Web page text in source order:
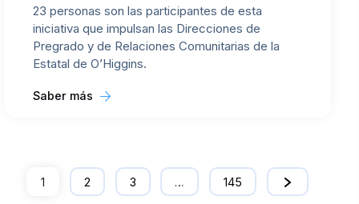
23 personas son las participantes de esta
iniciativa que impulsan las Direcciones de
Pregrado y de Relaciones Comunitarias de la
Estatal de O’Higgins.
Saber más
1 2 3 … 145